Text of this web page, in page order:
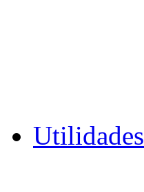
Utilidades